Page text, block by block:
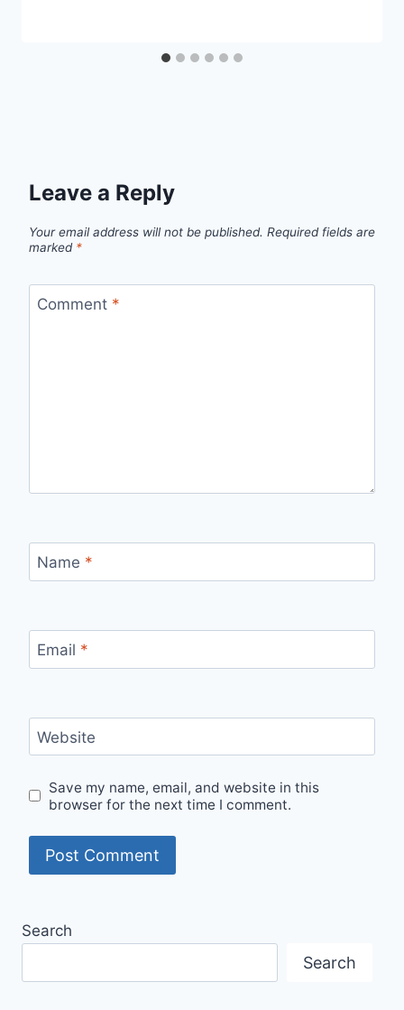
Leave a Reply
Your email address will not be published. Required fields are
marked *
Comment *
Name *
Email *
Website
Save my name, email, and website in this
browser for the next time I comment.
Search
Search